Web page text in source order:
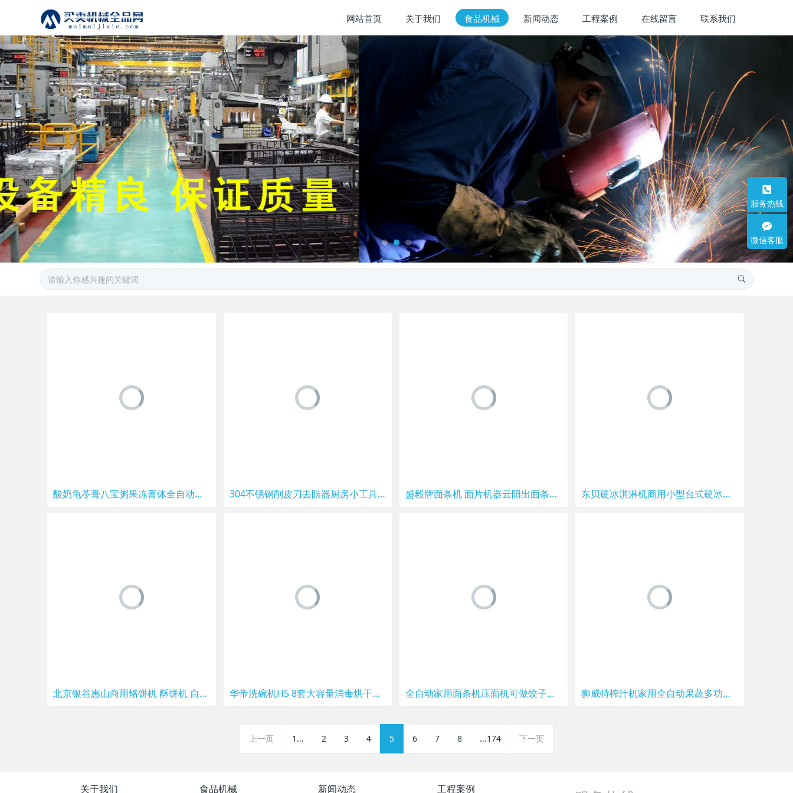
网站首页 关于我们 食品机械 新闻动态 工程案例 在线留言 联系我们
酸奶龟苓膏八宝粥果冻膏体全自动液体灌装封口机一体机流水生产线 304不锈钢削皮刀去眼器厨房小工具家用切水果凤梨专用削菠萝神器 盛毅牌面条机 面片机器云阳出面条小机器 只有220宽 问客服包邮 东贝硬冰淇淋机商用小型台式硬冰机全自动冰激凌机哈根达斯雪糕机
北京银谷惠山商用烙饼机 酥饼机 自动恒温电热铛YXD45-A电饼铛 华帝洗碗机H5 8套大容量消毒烘干一体机嵌入式家用全自动多功能 全自动家用面条机压面机可做饺子皮混沌皮自动和面面条机魔趣厨冠 狮威特榨汁机家用全自动果蔬多功能渣汁分离鲜炸水果机小型原汁机
上一页 1... 2 3 4 5 6 7 8 ...174 下一页
关于我们 食品机械 新闻动态 工程案例
服务热线
微信客服